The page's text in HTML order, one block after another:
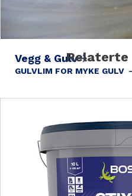
Vegg & Gulv
GULVLIM FOR MYKE GULV
Relaterte